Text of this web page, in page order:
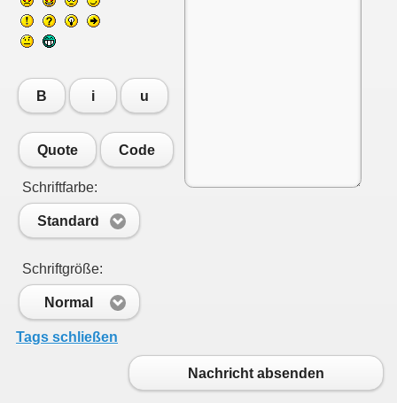
B i u
Quote Code
Schriftfarbe:
Standard
Schriftgröße:
Normal
Tags schließen
Nachricht absenden